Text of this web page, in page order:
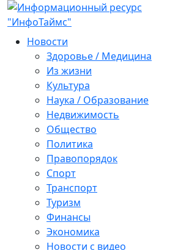
Новости
Здоровье / Медицина
Из жизни
Культура
Наука / Образование
Недвижимость
Общество
Политика
Правопорядок
Спорт
Транспорт
Туризм
Финансы
Экономика
Новости с видео